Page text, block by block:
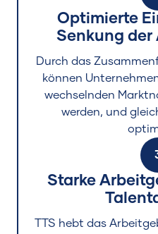
Optimierte
Senkung der
Durch das
können
wechselnden
werden, und
Starke
TTS hebt das